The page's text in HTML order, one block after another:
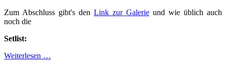
Zum Abschluss gibt's den Link zur Galerie und wie üblich auch
noch die
Setlist:
Weiterlesen …